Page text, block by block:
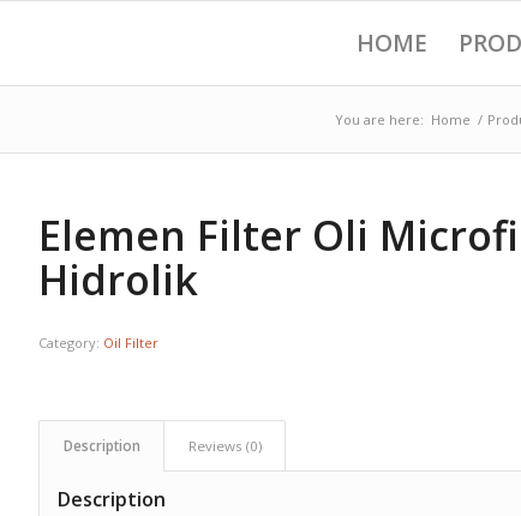
HOME
You are here: Home /
Elemen Filter Oli
Hidrolik
Category: Oil Filter
Description Reviews (0)
Description